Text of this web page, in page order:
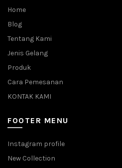
Home
Blog
Tentang Kami
Jenis Gelang
Produk
Cara Pemesanan
KONTAK KAMI
FOOTER MENU
Instagram profile
New Collection